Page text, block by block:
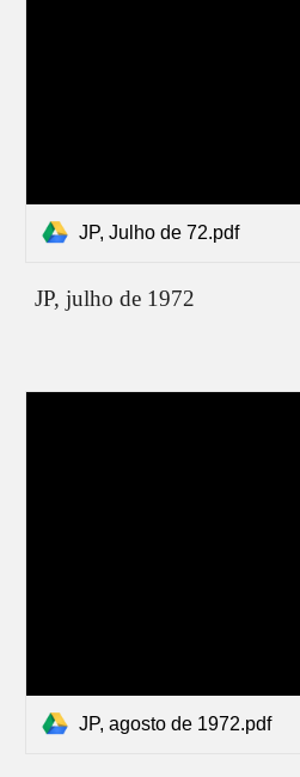
JP, Julho de 72.pdf
JP, julho de 1972
JP, agosto de 1972.pdf